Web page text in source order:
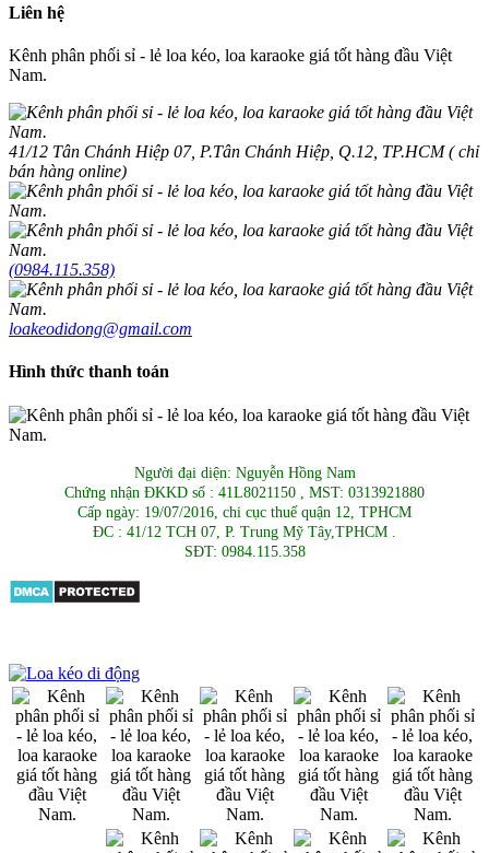
Liên hệ
Kênh phân phối sỉ - lẻ loa kéo, loa karaoke giá tốt hàng đầu Việt
Nam.
41/12 Tân Chánh Hiệp 07, P.Tân Chánh Hiệp, Q.12, TP.HCM ( chỉ
bán hàng online)
(0984.115.358)
loakeodidong@gmail.com
Hình thức thanh toán
Người đại diện: Nguyễn Hồng Nam
Chứng nhận ĐKKD số : 41L8021150 , MST: 0313921880
Cấp ngày: 19/07/2016, chi cục thuế quận 12, TPHCM
ĐC : 41/12 TCH 07, P. Trung Mỹ Tây,TPHCM .
SĐT: 0984.115.358